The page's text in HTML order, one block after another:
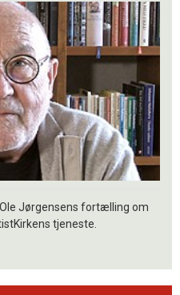
Jørgensens fortælling om
tjeneste.